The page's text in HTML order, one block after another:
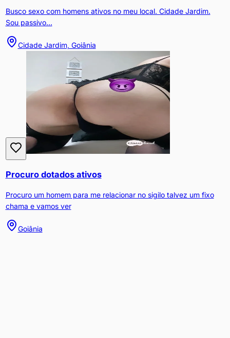
Busco sexo com homens ativos no meu local. Cidade Jardim.
Sou passivo...
Cidade Jardim, Goiânia
Procuro dotados ativos
Procuro um homem para me relacionar no sigilo talvez um fixo
chama e vamos ver
Goiânia